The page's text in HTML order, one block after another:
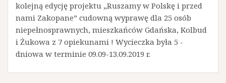
kolejną edycję projektu „Ruszamy w Polskę i przed
nami Zakopane” cudowną wyprawę dla 25 osób
niepełnosprawnych, mieszkańców Gdańska, Kolbud
i Żukowa z 7 opiekunami ! Wycieczka była 5 -
dniowa w terminie 09.09-13.09.2019 r.